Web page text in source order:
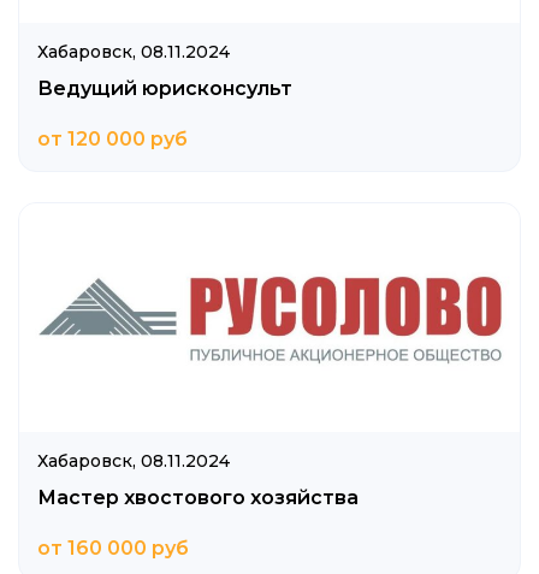
Хабаровск, 08.11.2024
Ведущий юрисконсульт
от 120 000 руб
Хабаровск, 08.11.2024
Мастер хвостового хозяйства
от 160 000 руб